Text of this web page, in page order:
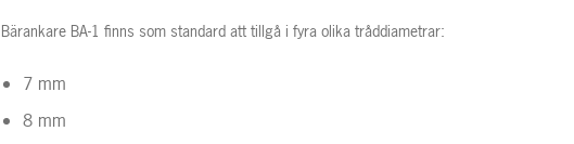
Bärankare BA-1 finns som standard att tillgå i fyra olika tråddiametrar:
7 mm
8 mm